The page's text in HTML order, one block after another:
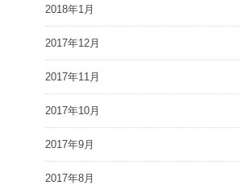
2018年1月
2017年12月
2017年11月
2017年10月
2017年9月
2017年8月